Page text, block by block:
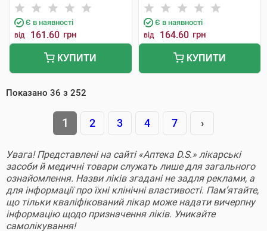
Є в наявності
від 161.60 грн
КУПИТИ
Лабораторій
Є в наявності
від 164.60 грн
КУПИТИ
Показано 36 з 252
1 2 3 4 7 ›
Увага! Представлені на сайті «Аптека D.S.» лікарські
засоби й медичні товари служать лише для загального
ознайомлення. Назви ліків згадані не задля реклами, а
для інформації про їхні клінічні властивості. Пам’ятайте,
що тільки кваліфікований лікар може надати вичерпну
інформацію щодо призначення ліків. Уникайте
самолікування!